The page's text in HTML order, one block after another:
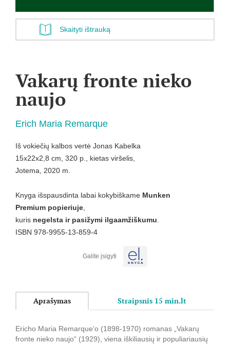
Skaityti ištrauką
Vakarų fronte nieko
naujo
Erich Maria Remarque
Iš vokiečių kalbos vertė Jonas Kabelka
15x22x2,8 cm, 320 p., kietas viršelis,
Jotema, 2020 m.
Knyga išspausdinta labai kokybiškame Munken
Premium popieriuje
kuris negelsta ir pasižymi ilgaamžiškumu
ISBN 978-9955-13-859-4
Galite įsigyti
Aprašymas Straipsnis 15 min.lt
Ericho Maria Remarque‘o (1898-1970) romanas „Vakarų
fronte nieko naujo“ (1929), viena iškiliausių ir populiariausių